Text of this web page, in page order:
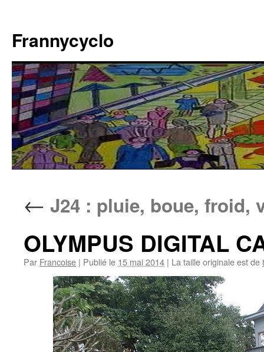
contenu
Frannycyclo
← J24 : pluie, boue, froid,
OLYMPUS DIGITAL
Par Francoise | Publié le 15 mai 2014 | La taille originale est de